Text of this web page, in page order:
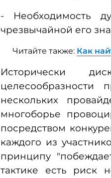
- Необходимость
чрезвычайной его
Читайте также: Как
Исторически
целесообразности
нескольких
многоборье
посредством
каждого из
принципу
тактике есть риск